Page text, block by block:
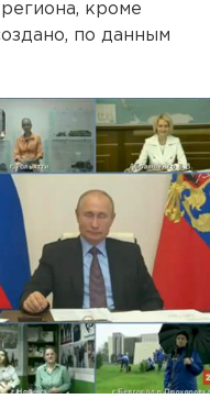
кроме
по данным